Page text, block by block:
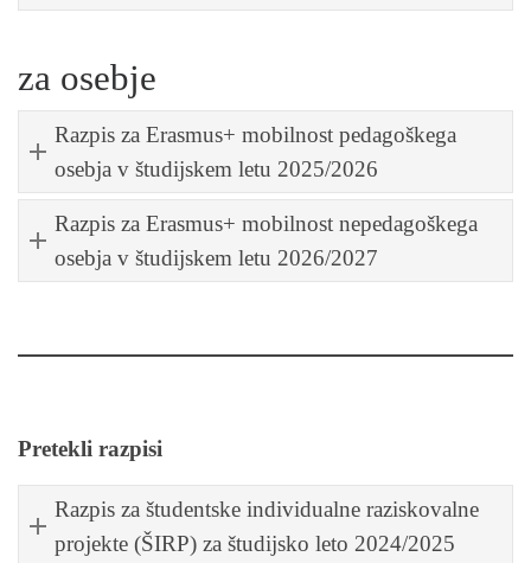
za osebje
Razpis za Erasmus+ mobilnost pedagoškega
osebja v študijskem letu 2025/2026
Razpis za Erasmus+ mobilnost nepedagoškega
osebja v študijskem letu 2026/2027
Pretekli razpisi
Razpis za študentske individualne raziskovalne
projekte (ŠIRP) za študijsko leto 2024/2025